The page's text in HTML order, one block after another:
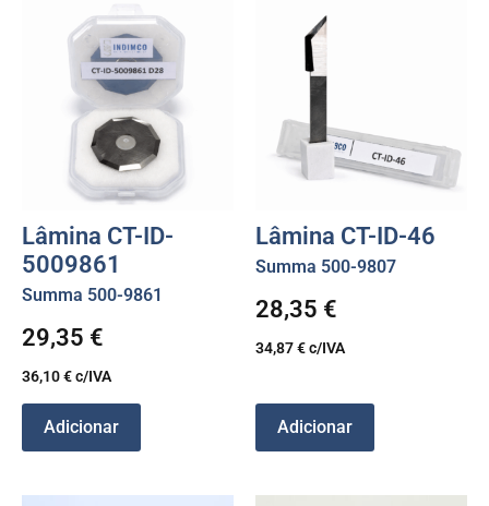
Lâmina CT-ID-
5009861
Summa 500-9861
29,35 €
36,10€c/IVA
Adicionar
Lâmina CT-ID-46
Summa 500-9807
28,35 €
34,87€c/IVA
Adicionar